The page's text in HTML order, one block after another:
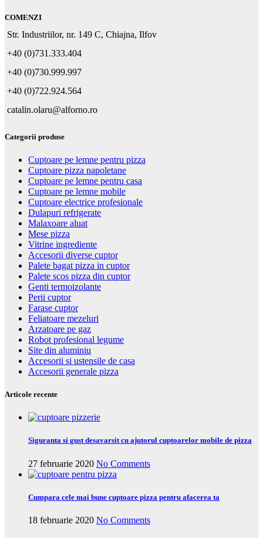
COMENZI
Str. Industriilor, nr. 149 C, Chiajna, Ilfov
+40 (0)731.333.404
+40 (0)730.999.997
+40 (0)722.924.564
catalin.olaru@alforno.ro
Categorii produse
Cuptoare pe lemne pentru pizza
Cuptoare pizza napoletane
Cuptoare pe lemne pentru casa
Cuptoare pe lemne mobile
Cuptoare electrice profesionale
Dulapuri refrigerate
Malaxoare aluat
Mese pizza
Vitrine ingrediente
Accesorii diverse cuptor
Palete bagat pizza in cuptor
Palete scos pizza din cuptor
Genti termoizolante
Perii cuptor
Farase cuptor
Feliatoare mezeluri
Arzatoare pe gaz
Robot profesional legume
Site din aluminiu
Accesorii si ustensile de casa
Accesorii generale pizza
Articole recente
Siguranta si gust desavarsit cu ajutorul cuptoarelor mobile de pizza
27 februarie 2020 No Comments
Cumpara cele mai bune cuptoare pizza pentru afacerea ta
18 februarie 2020 No Comments